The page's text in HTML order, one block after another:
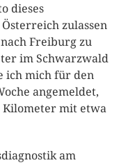
dieses
zulassen
Freiburg zu
im Schwarzwald
ich mich für den
angemeldet,
Kilometer mit etwa
am